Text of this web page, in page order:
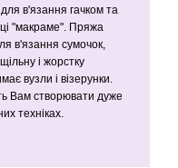
в'язання гачком та
"макраме". Пряжа
в'язання сумочок,
і жорстку
вузли і візерунки.
Вам створювати дуже
техніках.